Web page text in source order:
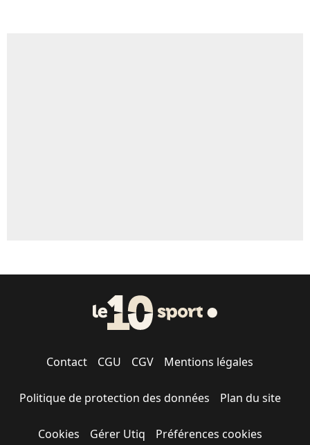
Contact CGU CGV Mentions légales
Politique de protection des données Plan du site
Cookies Gérer Utiq Préférences cookies